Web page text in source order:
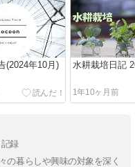
(2024年10月) 水耕栽培日記
1年10ヶ月前
録
の暮らしや興味の対象を深く